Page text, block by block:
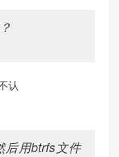
认
后用btrfs文件